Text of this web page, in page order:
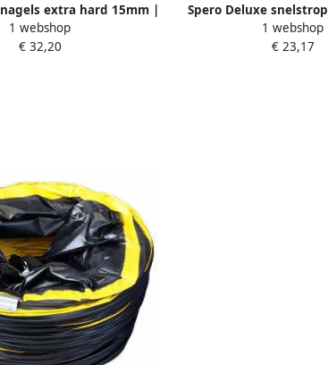
extra hard 15mm |
staal steen etc. TBV
SPE715MM
1 webshop
€ 32,20
Spero Deluxe
drilbinder rubber
120mm groen 1 stuk
1 webshop
€ 23,17